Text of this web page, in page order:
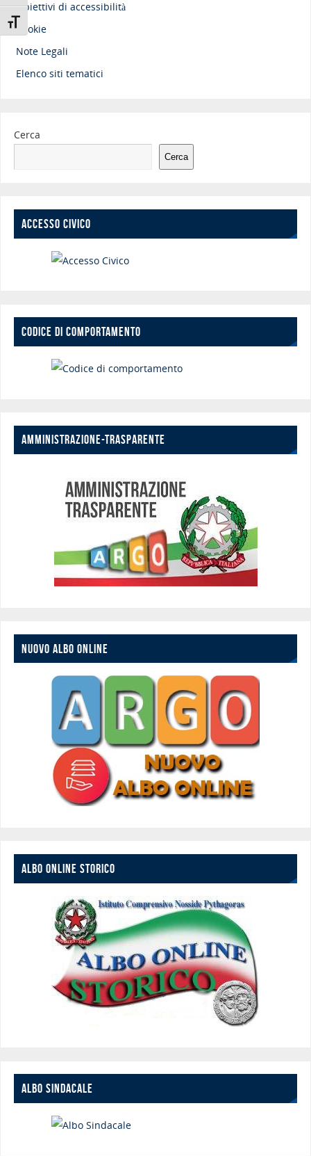
Attiva/disattiva dimensione testo
Obiettivi di accessibilità
Cookie
Note Legali
Elenco siti tematici
Cerca
Cerca
ACCESSO CIVICO
CODICE DI COMPORTAMENTO
AMMINISTRAZIONE-TRASPARENTE
NUOVO ALBO ONLINE
ALBO ONLINE STORICO
ALBO SINDACALE